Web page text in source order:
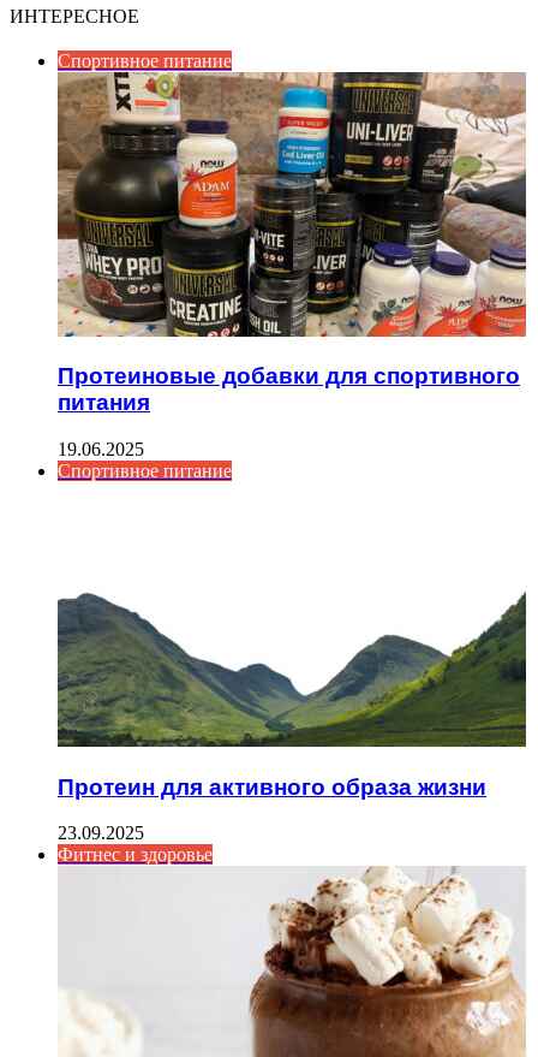
ИНТЕРЕСНОЕ
Спортивное питание
Протеиновые добавки для спортивного
питания
19.06.2025
Спортивное питание
Протеин для активного образа жизни
23.09.2025
Фитнес и здоровье